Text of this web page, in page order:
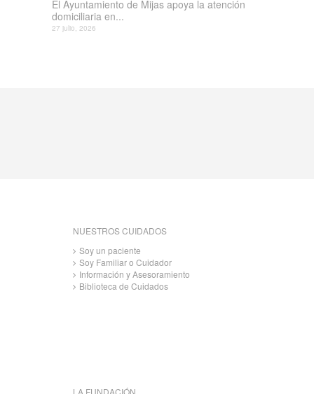
El Ayuntamiento de Mijas apoya la atención
domiciliaria en...
27 julio, 2026
NUESTROS CUIDADOS
Soy un paciente
Soy Familiar o Cuidador
Información y Asesoramiento
Biblioteca de Cuidados
LA FUNDACIÓN